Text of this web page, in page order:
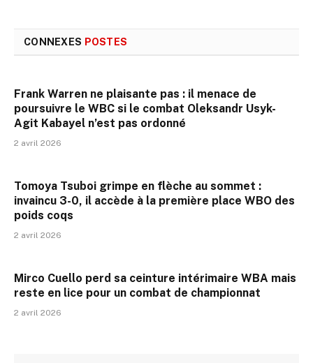
CONNEXES POSTES
Frank Warren ne plaisante pas : il menace de
poursuivre le WBC si le combat Oleksandr Usyk-
Agit Kabayel n’est pas ordonné
2 avril 2026
Tomoya Tsuboi grimpe en flèche au sommet :
invaincu 3-0, il accède à la première place WBO des
poids coqs
2 avril 2026
Mirco Cuello perd sa ceinture intérimaire WBA mais
reste en lice pour un combat de championnat
2 avril 2026